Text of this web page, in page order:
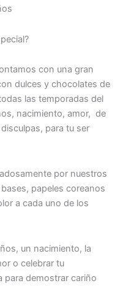
con una gran
dulces y chocolates de
las temporadas del
nacimiento, amor, de
para tu ser
por nuestros
papeles coreanos
a cada uno de los
un nacimiento, la
o celebrar tu
para demostrar cariño